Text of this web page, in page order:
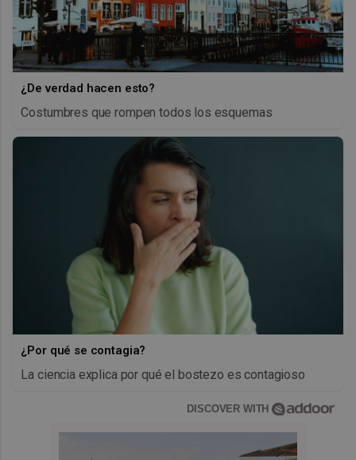
¿De verdad hacen esto?
Costumbres que rompen todos los esquemas
¿Por qué se contagia?
La ciencia explica por qué el bostezo es contagioso
DISCOVER WITH